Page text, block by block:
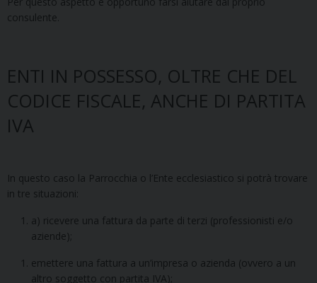
consulente.
ENTI IN POSSESSO, OLTRE CHE DEL
CODICE FISCALE, ANCHE DI PARTITA
IVA
In questo caso la Parrocchia o l’Ente ecclesiastico si potrà trovare
in tre situazioni:
a) ricevere una fattura da parte di terzi (professionisti e/o
aziende);
emettere una fattura a un’impresa o azienda (ovvero a un
altro soggetto con partita IVA);